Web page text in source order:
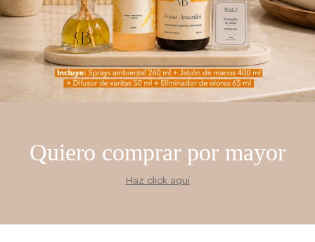
Quiero comprar por mayor
Haz click aquí